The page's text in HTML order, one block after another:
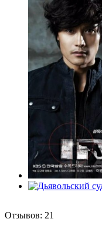
Отзывов: 21